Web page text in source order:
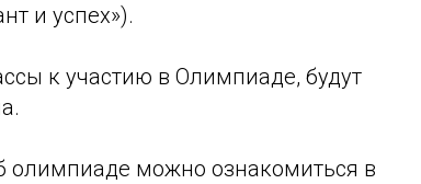
и успех»).
к участию в Олимпиаде, будут
олимпиаде можно ознакомиться в